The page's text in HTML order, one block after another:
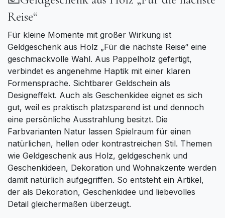
Reise“
Für kleine Momente mit großer Wirkung ist
Geldgeschenk aus Holz „Für die nächste Reise“ eine
geschmackvolle Wahl. Aus Pappelholz gefertigt,
verbindet es angenehme Haptik mit einer klaren
Formensprache. Sichtbarer Geldschein als
Designeffekt. Auch als Geschenkidee eignet es sich
gut, weil es praktisch platzsparend ist und dennoch
eine persönliche Ausstrahlung besitzt. Die
Farbvarianten Natur lassen Spielraum für einen
natürlichen, hellen oder kontrastreichen Stil. Themen
wie Geldgeschenk aus Holz, geldgeschenk und
Geschenkideen, Dekoration und Wohnakzente werden
damit natürlich aufgegriffen. So entsteht ein Artikel,
der als Dekoration, Geschenkidee und liebevolles
Detail gleichermaßen überzeugt.